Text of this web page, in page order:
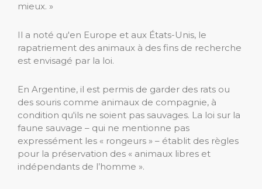
mieux. »
Il a noté qu'en Europe et aux États-Unis, le
rapatriement des animaux à des fins de recherche
est envisagé par la loi.
En Argentine, il est permis de garder des rats ou
des souris comme animaux de compagnie, à
condition qu'ils ne soient pas sauvages. La loi sur la
faune sauvage – qui ne mentionne pas
expressément les « rongeurs » – établit des règles
pour la préservation des « animaux libres et
indépendants de l’homme ».